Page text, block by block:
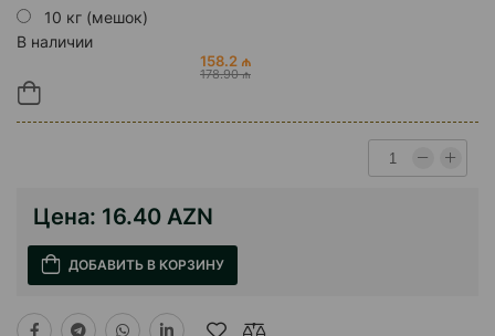
10 кг (мешок)
В наличии
158.2 ₼
178.90 ₼
Цена: 16.40 AZN
ДОБАВИТЬ В КОРЗИНУ